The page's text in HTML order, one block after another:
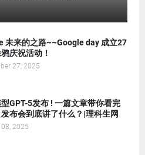
未来的之路~~Google day 成立27
庆祝活动！
27, 2025
GPT-5发布 ! 一篇文章带你看完
发布会到底讲了什么？|理科生网
2025